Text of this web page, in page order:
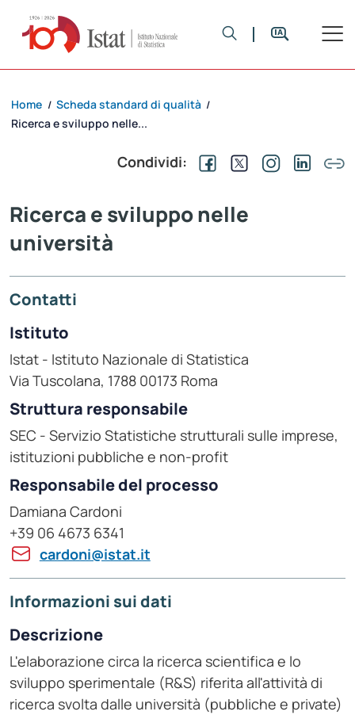
Home / Scheda standard di qualità /
Ricerca e sviluppo nelle...
Condividi:
Ricerca e sviluppo nelle
università
Contatti
Istituto
Istat - Istituto Nazionale di Statistica
Via Tuscolana, 1788 00173 Roma
Struttura responsabile
SEC - Servizio Statistiche strutturali sulle imprese,
istituzioni pubbliche e non-profit
Responsabile del processo
Damiana Cardoni
+39 06 4673 6341
cardoni@istat.it
Informazioni sui dati
Descrizione
L'elaborazione circa la ricerca scientifica e lo
sviluppo sperimentale (R&S) riferita all'attività di
ricerca svolta dalle università (pubbliche e private)